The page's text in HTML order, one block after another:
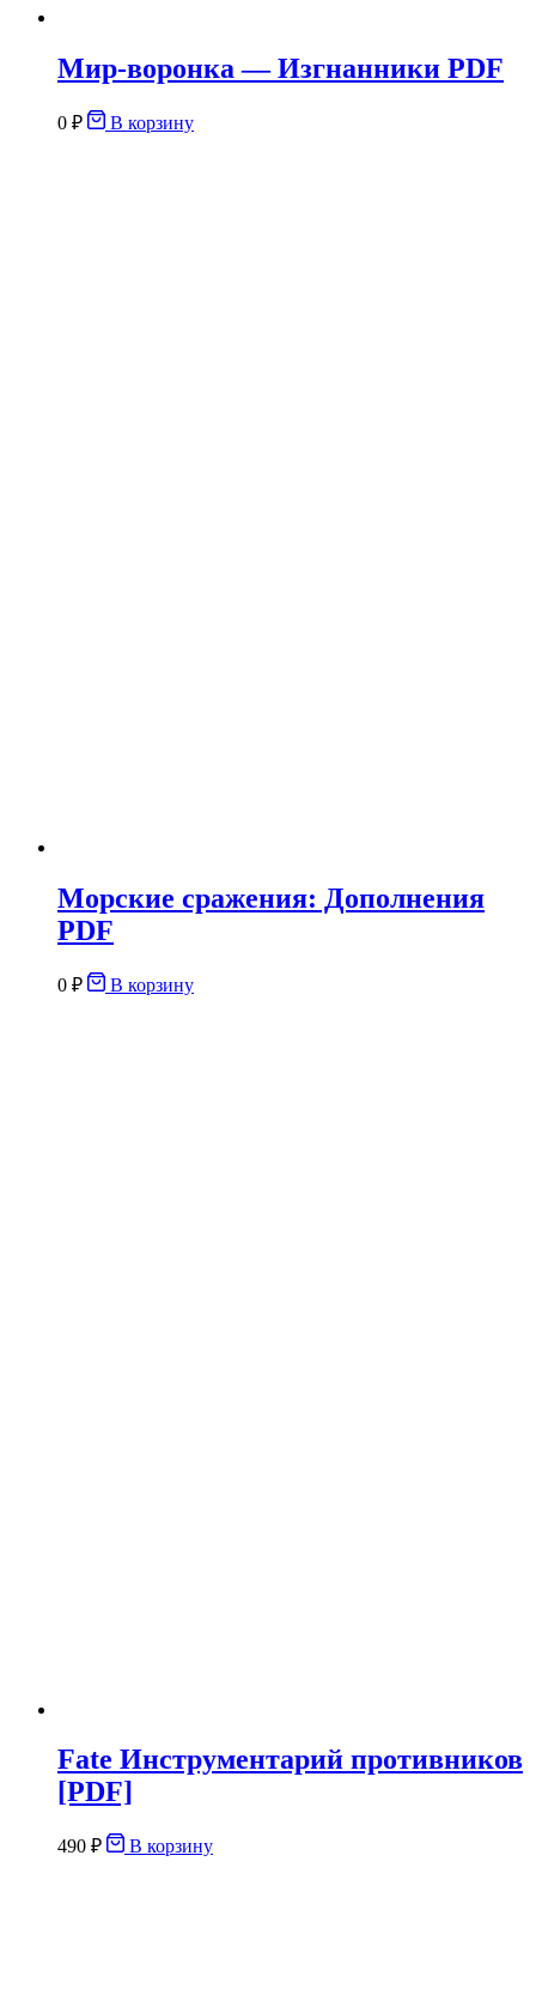
Мир-воронка — Изгнанники PDF
0 ₽ В корзину
Морские сражения: Дополнения
PDF
0 ₽ В корзину
Fate Инструментарий противников
[PDF]
490 ₽ В корзину